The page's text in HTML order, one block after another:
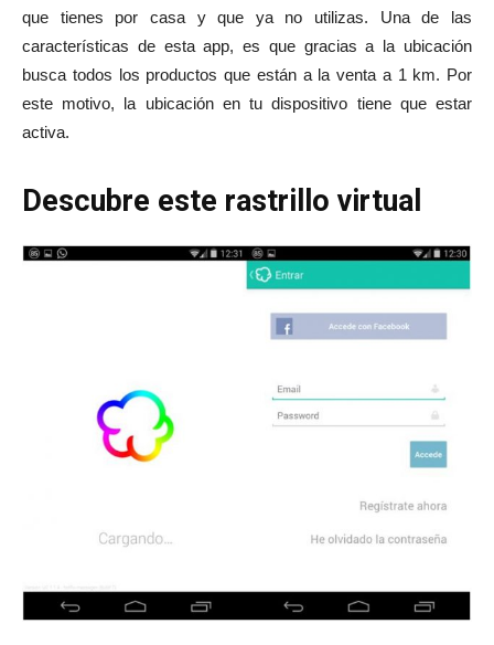
que tienes por casa y que ya no utilizas. Una de las
características de esta app, es que gracias a la ubicación
busca todos los productos que están a la venta a 1 km. Por
este motivo, la ubicación en tu dispositivo tiene que estar
activa.
Descubre este rastrillo virtual